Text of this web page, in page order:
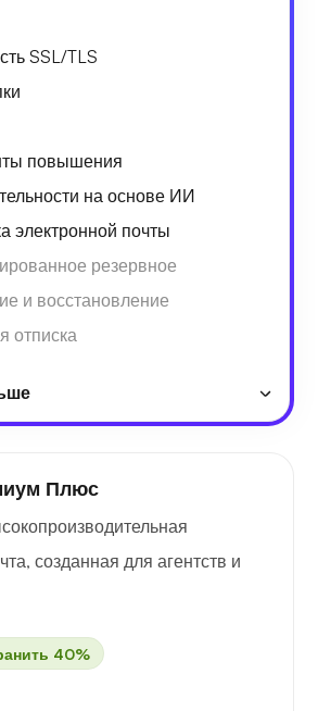
SSL/TLS
повышения
на основе ИИ
электронной почты
резервное
и восстановление
отписка
Плюс
созданная для агентств и
40%